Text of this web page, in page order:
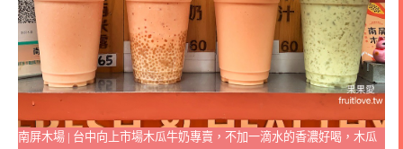
南屏木場 | 台中向上市場木瓜牛奶專賣，不加一滴水的香濃好喝，木瓜